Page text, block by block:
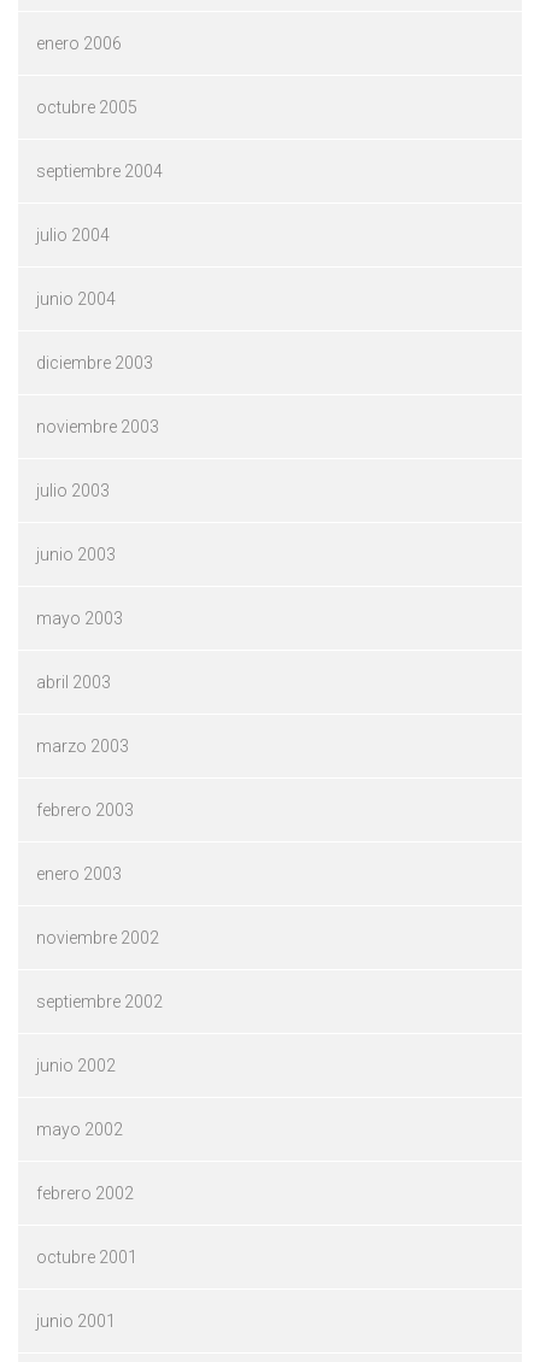
enero 2006
octubre 2005
septiembre 2004
julio 2004
junio 2004
diciembre 2003
noviembre 2003
julio 2003
junio 2003
mayo 2003
abril 2003
marzo 2003
febrero 2003
enero 2003
noviembre 2002
septiembre 2002
junio 2002
mayo 2002
febrero 2002
octubre 2001
junio 2001